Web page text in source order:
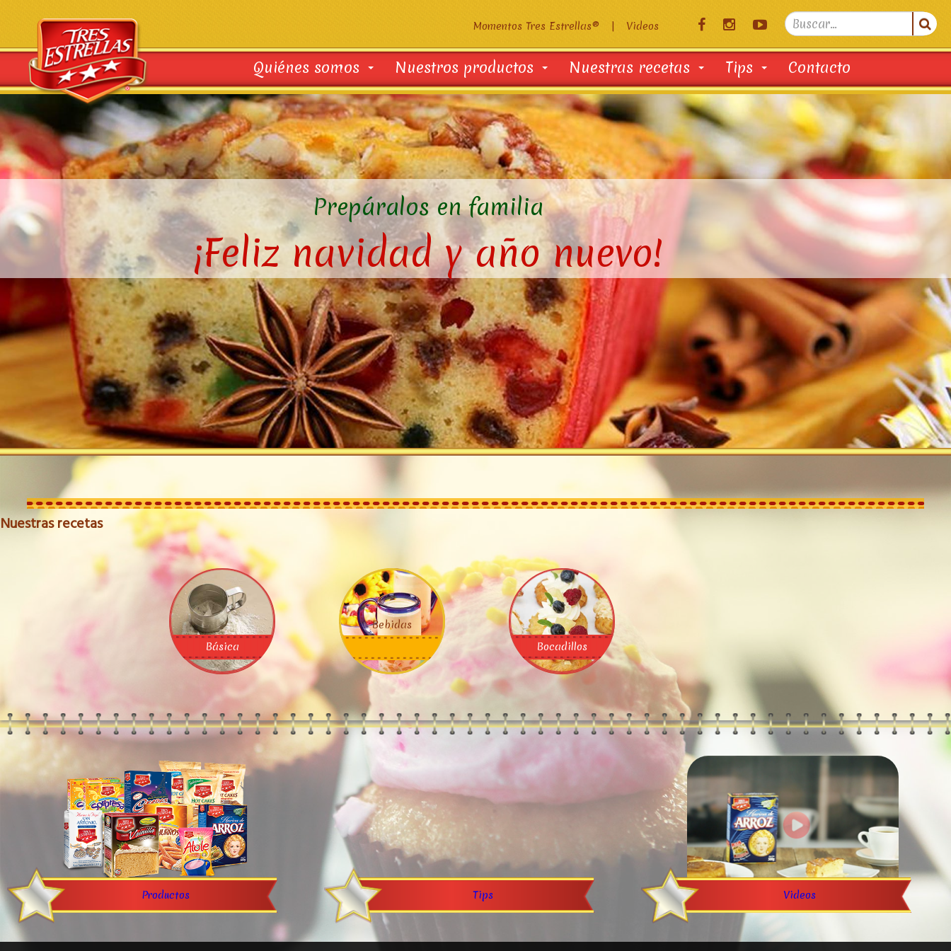
Momentos Tres Estrellas® | Videos
Search
...

Quiénes somos Nuestros productos Nuestras recetas Tips Contacto
Prepáralos en familia
¡Feliz navidad y año nuevo!
Nuestras recetas
Básica
Bebidas
Bocadillos
Crepas
Empanadas
Gelatinas
Productos Tips Videos